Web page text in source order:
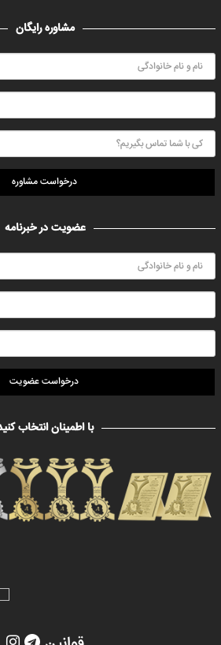
مشاوره رایگان
درخواست مشاوره
عضویت در خبرنامه
درخواست عضویت
با اطمینان انتخاب